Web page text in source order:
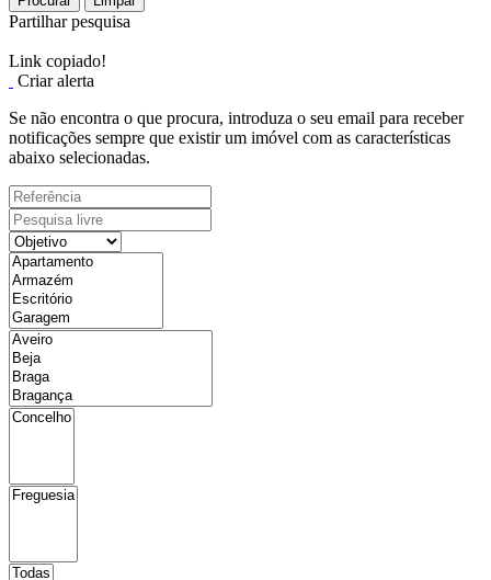
Partilhar pesquisa
Link copiado!
Criar alerta
Se não encontra o que procura, introduza o seu email para receber
notificações sempre que existir um imóvel com as características
abaixo selecionadas.